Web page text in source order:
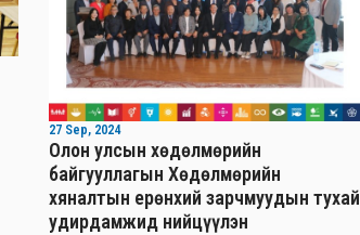
27 Sep, 2024
Олон улсын хөдөлмөрийн
байгууллагын Хөдөлмөрийн
хяналтын ерөнхий зарчмуудын тухай
удирдамжид нийцүүлэн